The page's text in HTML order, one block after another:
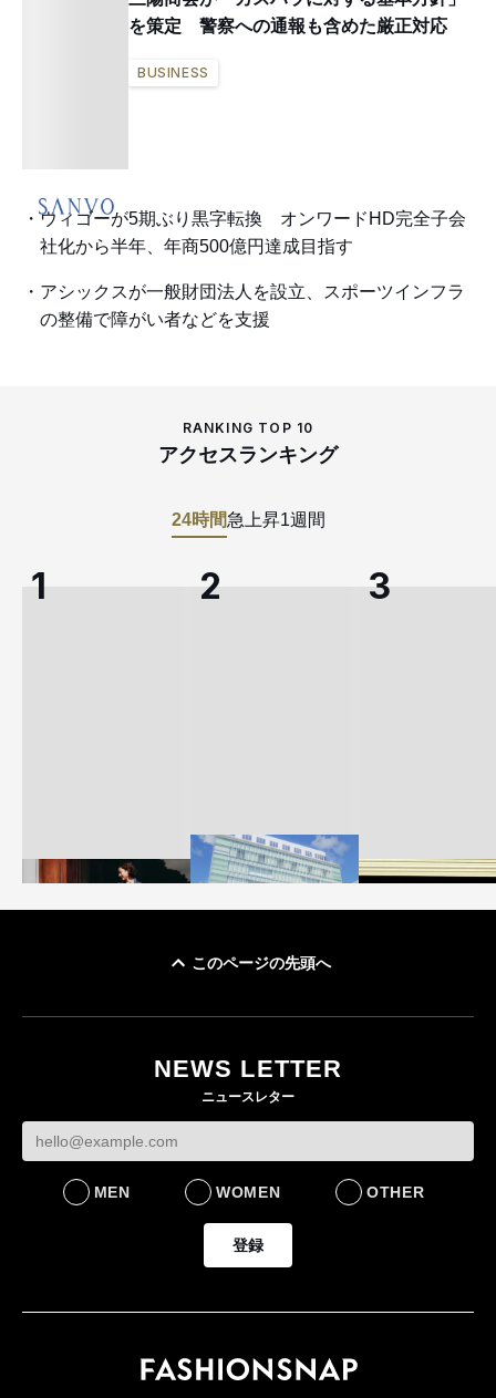
を策定 警察への通報も含めた厳正対応
BUSINESS
ウィゴーが5期ぶり黒字転換 オンワードHD完全子会
社化から半年、年商500億円達成目指す
アシックスが一般財団法人を設立、スポーツインフラ
の整備で障がい者などを支援
RANKING TOP 10
アクセスランキング
24時間急上昇1週間
ケットなど7型を発売
FASHION
FASHION
BUSINESS
このページの先頭へ
NEWS LETTER
ニュースレター
MEN WOMEN OTHER
登録